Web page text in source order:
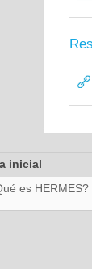
inicial
es HERMES?